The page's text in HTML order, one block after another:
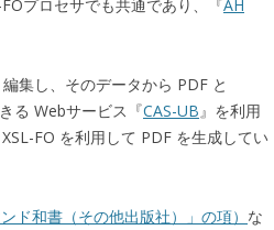
プロセサでも共通であり、『AH
集し、そのデータから PDF と
る Webサービス『CAS-UB』を利用
FO を利用して PDF を生成してい
ド和書（その他出版社）」の項） な